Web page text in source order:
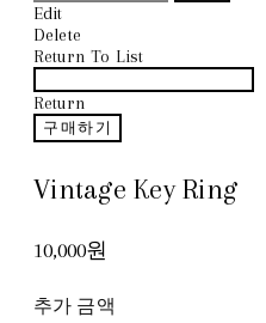
Edit
Delete
Return To List
Return
구매하기
Vintage Key Ring
10,000원
추가 금액